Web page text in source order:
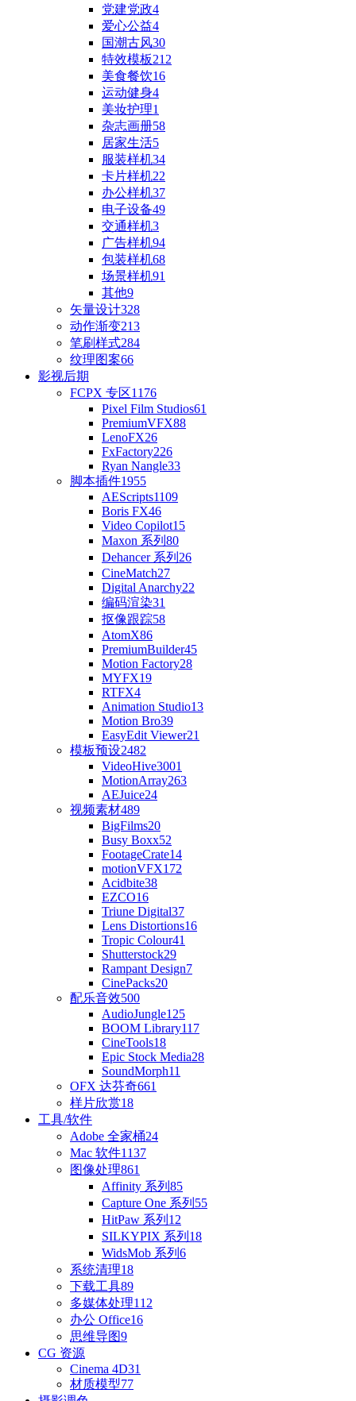
党建党政4
爱心公益4
国潮古风30
特效模板212
美食餐饮16
运动健身4
美妆护理1
杂志画册58
居家生活5
服装样机34
卡片样机22
办公样机37
电子设备49
交通样机3
广告样机94
包装样机68
场景样机91
其他9
矢量设计328
动作渐变213
笔刷样式284
纹理图案66
影视后期
FCPX 专区1176
Pixel Film Studios61
PremiumVFX88
LenoFX26
FxFactory226
Ryan Nangle33
脚本插件1955
AEScripts1109
Boris FX46
Video Copilot15
Maxon 系列 80
Dehancer 系列 26
CineMatch27
Digital Anarchy22
编码渲染31
抠像跟踪58
AtomX86
PremiumBuilder45
Motion Factory28
MYFX19
RTFX4
Animation Studio13
Motion Bro39
EasyEdit Viewer21
模板预设2482
VideoHive3001
MotionArray263
AEJuice24
视频素材489
BigFilms20
Busy Boxx52
FootageCrate14
motionVFX172
Acidbite38
EZCO16
Triune Digital37
Lens Distortions16
Tropic Colour41
Shutterstock29
Rampant Design7
CinePacks20
配乐音效500
AudioJungle125
BOOM Library117
CineTools18
Epic Stock Media28
SoundMorph11
OFX 达芬奇661
样片欣赏18
工具/软件
Adobe 全家桶24
Mac 软件1137
图像处理861
Affinity 系列 85
Capture One 系列 55
HitPaw 系列 12
SILKYPIX 系列 18
WidsMob 系列 6
系统清理18
下载工具89
多媒体处理112
办公 Office16
思维导图9
CG 资源
Cinema 4D31
材质模型77